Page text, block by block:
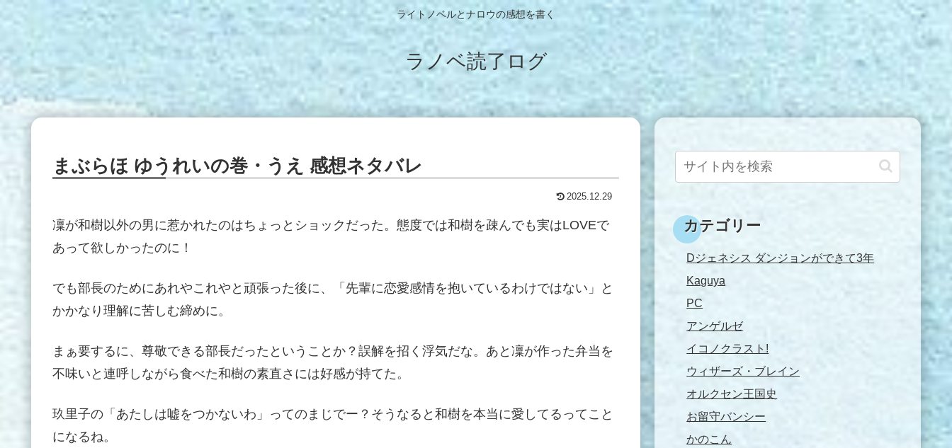
ライトノベルとナロウの感想を書く
ラノベ読了ログ
まぶらほ ゆうれいの巻・うえ 感想ネタバレ
2025.12.29
凜が和樹以外の男に惹かれたのはちょっとショックだった。態度では和樹を疎んでも実はLOVEで
あって欲しかったのに！
でも部長のためにあれやこれやと頑張った後に、「先輩に恋愛感情を抱いているわけではない」と
かかなり理解に苦しむ締めに。
まぁ要するに、尊敬できる部長だったということか？誤解を招く浮気だな。あと凜が作った弁当を
不味いと連呼しながら食べた和樹の素直さには好感が持てた。
玖里子の「あたしは嘘をつかないわ」ってのまじでー？そうなると和樹を本当に愛してるってこと
になるね。
カテゴリー
Dジェネシス ダンジョンができて3年
Kaguya
PC
アンゲルゼ
イコノクラスト!
ウィザーズ・ブレイン
オルクセン王国史
お留守バンシー
かのこん